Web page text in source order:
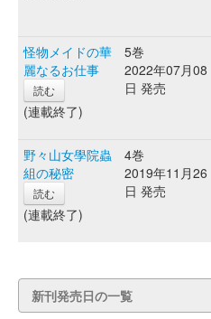
怪物メイドの華
麗なるお仕事
読む
(連載終了)
5巻
2022年07月08
日 発売
野々山女學院蟲
組の秘密
読む
(連載終了)
4巻
2019年11月26
日 発売
新刊発売日の一覧